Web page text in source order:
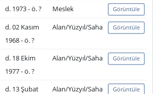
d. 1973 - ö. ? Meslek Görüntüle
d. 02 Kasım
1968 - ö. ?
Alan/Yüzyıl/Saha Görüntüle
d. 18 Ekim
1977 - ö. ?
Alan/Yüzyıl/Saha Görüntüle
d. 13 Şubat
Alan/Yüzyıl/Saha Görüntüle